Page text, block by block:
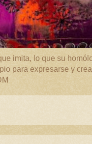
imita, lo que su
para expresarse y